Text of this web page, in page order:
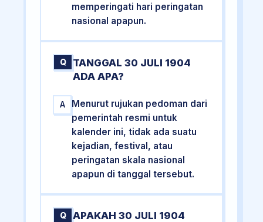
memperingati hari peringatan
nasional apapun.
Q
TANGGAL 30 JULI 1904
ADA APA?
A
Menurut rujukan pedoman dari
pemerintah resmi untuk
kalender ini, tidak ada suatu
kejadian, festival, atau
peringatan skala nasional
apapun di tanggal tersebut.
Q
APAKAH 30 JULI 1904